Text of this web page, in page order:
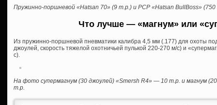
Пружинно-поршневой «Hatsan 70» (9 т.р.) и PCP «Hatsan BullBoss» (750
Что лучше — «магнум» или
Из пружинно-поршневой пневматики калибра 4,5 мм (.177) для охоты
джоулей, скорость тяжелой охотничьей пулькой 220-270 м/с) и
с).
На фото супермагнум (30 джоулей) «Smersh R4» — 10 т.р. и магнум
т.р.